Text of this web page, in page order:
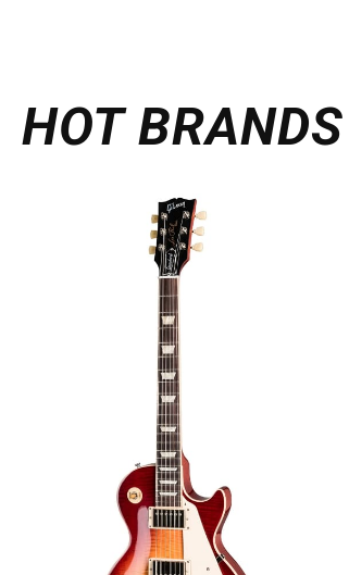
HOT BRANDS